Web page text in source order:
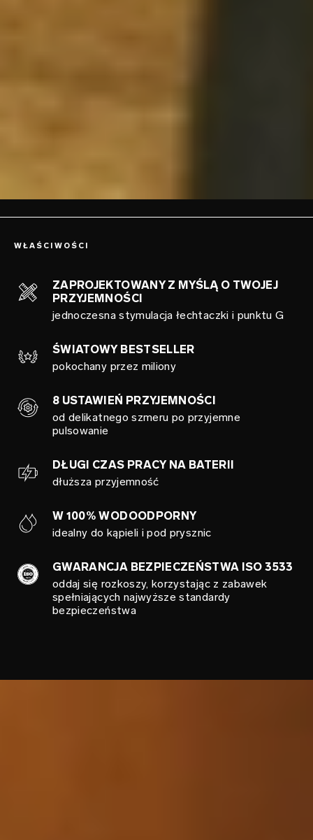
WŁAŚCIWOŚCI
ZAPROJEKTOWANY Z MYŚLĄ O TWOJEJ
PRZYJEMNOŚCI
jednoczesna stymulacja łechtaczki i punktu G
ŚWIATOWY BESTSELLER
pokochany przez miliony
8 USTAWIEŃ PRZYJEMNOŚCI
od delikatnego szmeru po przyjemne
pulsowanie
DŁUGI CZAS PRACY NA BATERII
dłuższa przyjemność
W 100% WODOODPORNY
idealny do kąpieli i pod prysznic
GWARANCJA BEZPIECZEŃSTWA ISO 3533
oddaj się rozkoszy, korzystając z zabawek
spełniających najwyższe standardy
bezpieczeństwa